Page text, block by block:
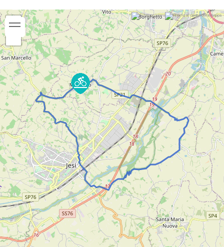
delle quali vere e proprie emergenze
naturalistiche regionali e nazionali. Ripa Bianca è
una testimonianza concreta di come attraverso
un’attenta gestione e interventi mirati di
riqualificazione ecologica si può ottenere, anche
partendo da una realtà territoriale degradata, un
ambiente ricco di biodiversità e piacevole da
visitare.
Dopo una bella visita della Riserva, si riparte con
le nostre biciclette alla volta di Mazzangrugno,
una bellas e dolce salita ci condurrà in cima alla
collina da dove si godrà una bellissima vista su
fiume Esino e sulla Città di Jesi. Discesa su Jesi,
attraversamento della città e continuazione
verso San Marcello per far ritorno nella nostra
bella Monsano.
Periodo consigliato:
Gennaio
Febbraio Marzo Aprile Maggio Giugno
Luglio Agosto Settembre Ottobre Novembre
Dicembre